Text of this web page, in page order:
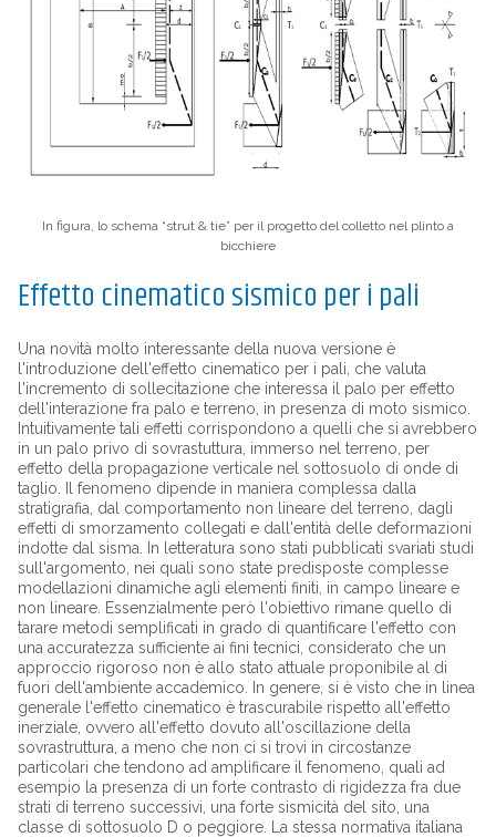
In figura, lo schema “strut & tie” per il progetto del colletto nel plinto a
bicchiere
Effetto cinematico sismico per i pali
Una novità molto interessante della nuova versione è
l'introduzione dell'effetto cinematico per i pali, che valuta
l'incremento di sollecitazione che interessa il palo per effetto
dell'interazione fra palo e terreno, in presenza di moto sismico.
Intuitivamente tali effetti corrispondono a quelli che si avrebbero
in un palo privo di sovrastuttura, immerso nel terreno, per
effetto della propagazione verticale nel sottosuolo di onde di
taglio. Il fenomeno dipende in maniera complessa dalla
stratigrafia, dal comportamento non lineare del terreno, dagli
effetti di smorzamento collegati e dall'entità delle deformazioni
indotte dal sisma. In letteratura sono stati pubblicati svariati studi
sull'argomento, nei quali sono state predisposte complesse
modellazioni dinamiche agli elementi finiti, in campo lineare e
non lineare. Essenzialmente però l'obiettivo rimane quello di
tarare metodi semplificati in grado di quantificare l'effetto con
una accuratezza sufficiente ai fini tecnici, considerato che un
approccio rigoroso non è allo stato attuale proponibile al di
fuori dell'ambiente accademico. In genere, si è visto che in linea
generale l'effetto cinematico è trascurabile rispetto all'effetto
inerziale, ovvero all'effetto dovuto all'oscillazione della
sovrastruttura, a meno che non ci si trovi in circostanze
particolari che tendono ad amplificare il fenomeno, quali ad
esempio la presenza di un forte contrasto di rigidezza fra due
strati di terreno successivi, una forte sismicità del sito, una
classe di sottosuolo D o peggiore. La stessa normativa italiana